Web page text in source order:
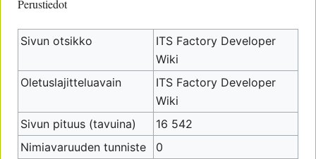
Perustiedot
Sivun otsikko
ITS Factory Developer
Wiki
Oletuslajitteluavain
ITS Factory Developer
Wiki
Sivun pituus (tavuina)
16 542
Nimiavaruuden tunniste
0